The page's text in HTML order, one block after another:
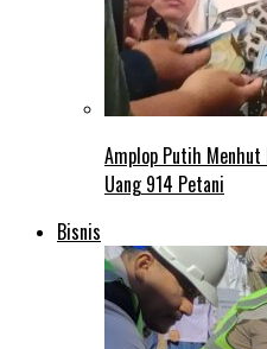
Amplop Putih
Uang 914 Petani
Bisnis